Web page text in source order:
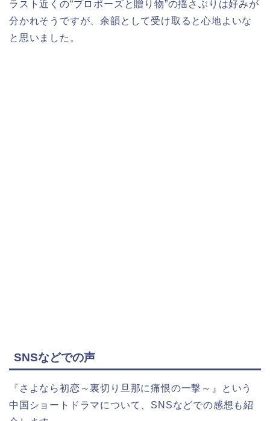
ラスト近くの“プロポーズと贈り物”の揺さぶりは好みが
分かれそうですが、余韻として受け取ると心地よいな
と思いました。
SNSなどでの声
『さよなら初恋～裏切り旦那に痛恨の一撃～』という
中国ショートドラマについて、SNSなどでの感想も紹